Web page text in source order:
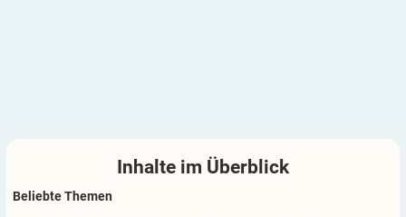
Inhalte im Überblick
Beliebte Themen